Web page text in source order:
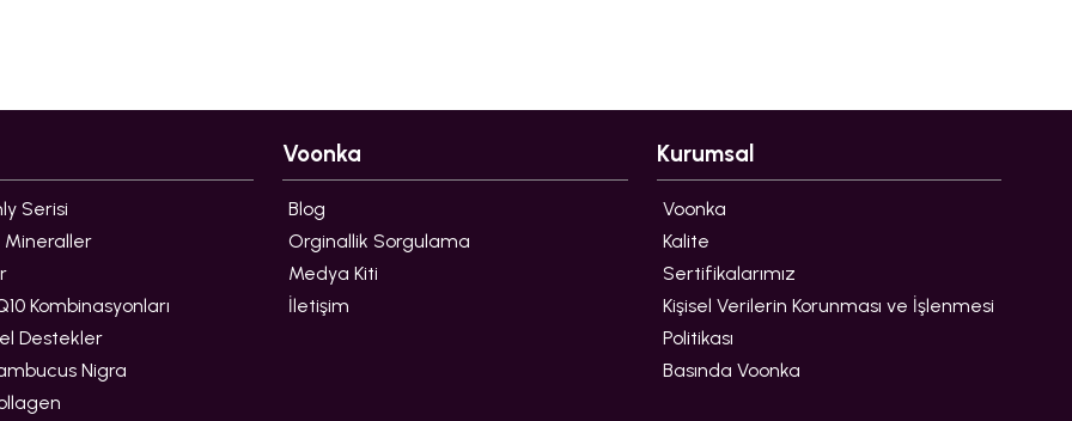
Serisi
Kombinasyonları
Destekler
Nigra
Voonka
Blog
Orginallik Sorgulama
Medya Kiti
İletişim
Kurumsal
Voonka
Kalite
Sertifikalarımız
Kişisel Verilerin Korunması ve İşlenmesi
Politikası
Basında Voonka